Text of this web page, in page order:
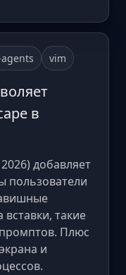
vim
в
добавляет
пользователи
такие
промптов. Плюс
и